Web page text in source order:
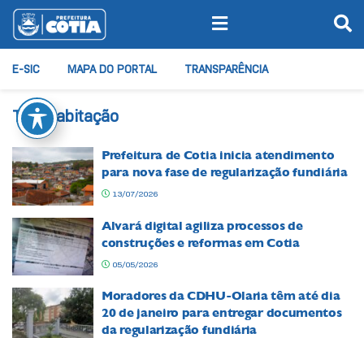
E-SIC MAPA DO PORTAL TRANSPARÊNCIA
Tag:habitação
Prefeitura de Cotia inicia atendimento
para nova fase de regularização fundiária
13/07/2026
Alvará digital agiliza processos de
construções e reformas em Cotia
05/05/2026
Moradores da CDHU-Olaria têm até dia
20 de janeiro para entregar documentos
da regularização fundiária